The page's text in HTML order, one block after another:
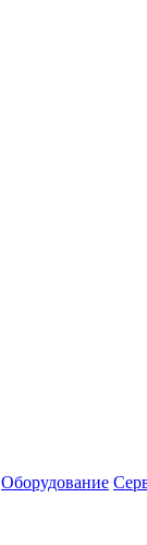
Оборудование